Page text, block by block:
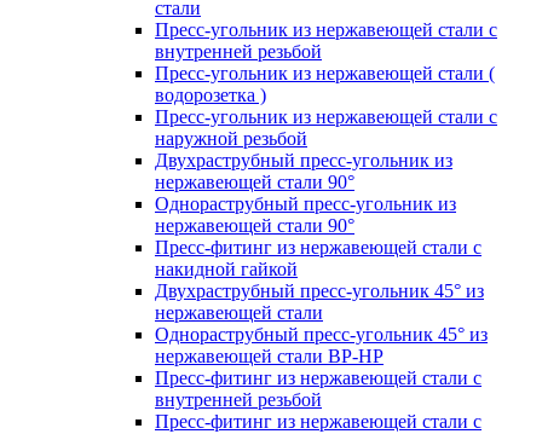
стали
Пресс-угольник из нержавеющей стали с
внутренней резьбой
Пресс-угольник из нержавеющей стали (
водорозетка )
Пресс-угольник из нержавеющей стали с
наружной резьбой
Двухраструбный пресс-угольник из
нержавеющей стали 90°
Однораструбный пресс-угольник из
нержавеющей стали 90°
Пресс-фитинг из нержавеющей стали с
накидной гайкой
Двухраструбный пресс-угольник 45° из
нержавеющей стали
Однораструбный пресс-угольник 45° из
нержавеющей стали ВР-НР
Пресс-фитинг из нержавеющей стали с
внутренней резьбой
Пресс-фитинг из нержавеющей стали с